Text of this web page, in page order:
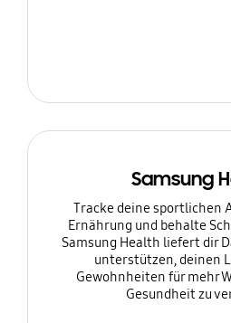
Samsung
Tracke deine sportlichen
Ernährung und behalte
Samsung Health liefert dir
unterstützen, deinen
Gewohnheiten für mehr
Gesundheit zu